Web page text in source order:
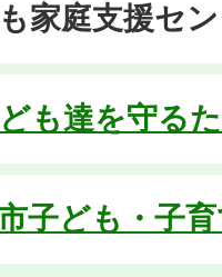
家庭支援セ
も達を守る
子ども・子